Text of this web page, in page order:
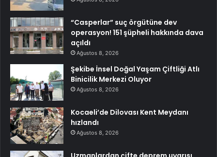
“Casperlar” suç örgütüne dev
operasyon! 151 şüpheli hakkında dava
açıldı
Ağustos 8, 2026
Şekibe İnsel Doğal Yaşam Çiftliği Atlı
Binicilik Merkezi Oluyor
Ağustos 8, 2026
Kocaeli’de Dilovası Kent Meydanı
hızlandı
Ağustos 8, 2026